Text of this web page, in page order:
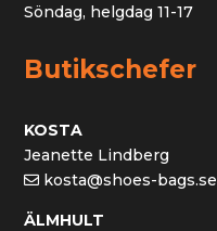
Söndag, helgdag 11-17
Butikschefer
KOSTA
Jeanette Lindberg
kosta@shoes-bags.se
ÄLMHULT